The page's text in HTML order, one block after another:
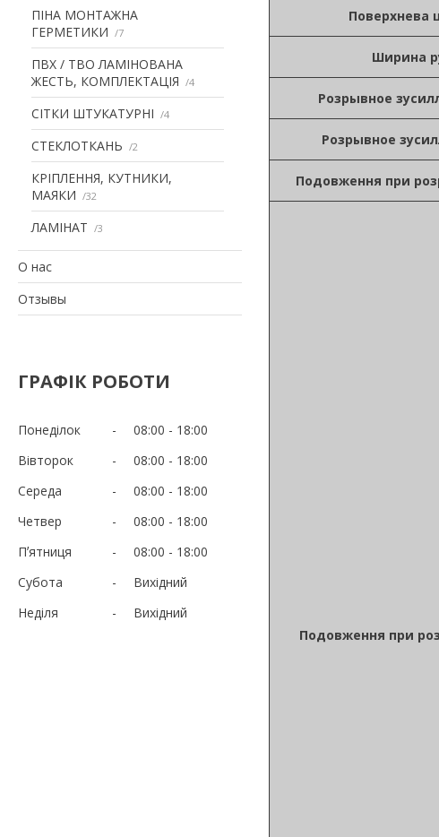
ПІНА МОНТАЖНА
ГЕРМЕТИКИ
7
ПВХ / ТВО ЛАМІНОВАНА
ЖЕСТЬ, КОМПЛЕКТАЦІЯ
4
СІТКИ ШТУКАТУРНІ 4
СТЕКЛОТКАНЬ 2
КРІПЛЕННЯ, КУТНИКИ,
МАЯКИ
32
ЛАМІНАТ 3
О нас
Отзывы
ГРАФІК РОБОТИ
Понеділок 08:00
18:00
Вівторок
08:00
18:00
Середа
08:00
18:00
Четвер
08:00
18:00
Пʼятниця
08:00
18:00
Субота
Вихідний
Неділя
Вихідний
Поверхнева
Ширина
Розрывное
Розрывное
Подовження при
Подовження при